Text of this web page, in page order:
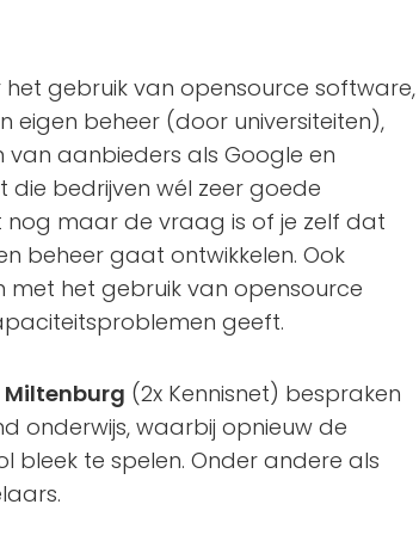
gebruik van opensource software,
eigen beheer (door universiteiten),
aanbieders als Google en
die bedrijven wél zeer goede
maar de vraag is of je zelf dat
beheer gaat ontwikkelen. Ook
met het gebruik van opensource
geeft.
(2x Kennisnet) bespraken
onderwijs, waarbij opnieuw de
bleek te spelen. Onder andere als